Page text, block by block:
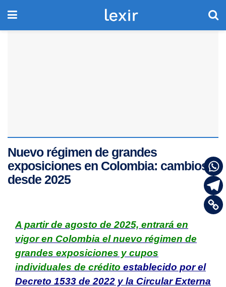
Nuevo régimen de grandes
exposiciones en Colombia: cambios
desde 2025
A partir de agosto de 2025, entrará en
vigor en Colombia el nuevo régimen de
grandes exposiciones y cupos
individuales de crédito establecido por el
Decreto 1533 de 2022 y la Circular Externa